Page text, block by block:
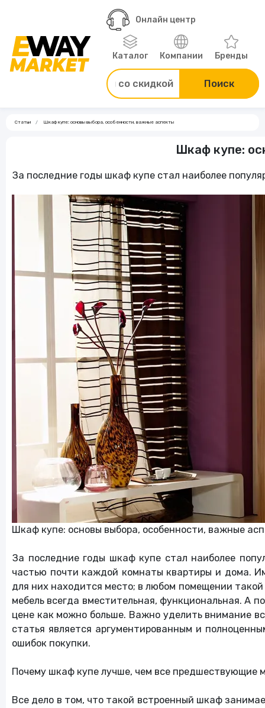
Онлайн центр
Каталог
Недвижимость
Одежда, обувь,
мототовары
Зоотовары
Компьютеры и
электроника
Спорт туризм и отдых
Цветы и подарки
Сад и огород
Для взрослых
Работа и образование
Онлайн-курсы
Отели
Электрокамины
Хобби
Финансы и
страхование
Услуги
Компании Бренды
Куп Поиск
Статьи Шкаф купе: основы выбора, особенности, важные аспекты
Шкаф купе:
За последние годы шкаф купе стал наиболее
Шкаф купе: основы выбора, особенности, важные
За последние годы шкаф купе стал наиболее
частью почти каждой комнаты квартиры и дома.
для них находится место; в любом помещении
мебель всегда вместительная, функциональная. А
цене как можно больше. Важно уделить внимание
статья является аргументированным и
ошибок покупки.
Почему шкаф купе лучше, чем все предшествующие
Все дело в том, что такой встроенный шкаф